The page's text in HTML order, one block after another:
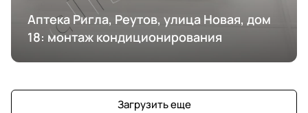
Аптека Ригла, Реутов, улица Новая, дом
18: монтаж кондиционирования
Загрузить еще